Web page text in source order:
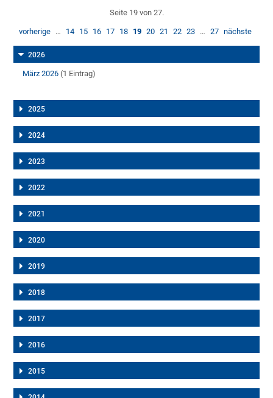
Seite 19 von 27.
vorherige … 14 15 16 17 18 19 20 21 22 23 … 27 nächste
2026
März 2026 (1 Eintrag)
2025
2024
2023
2022
2021
2020
2019
2018
2017
2016
2015